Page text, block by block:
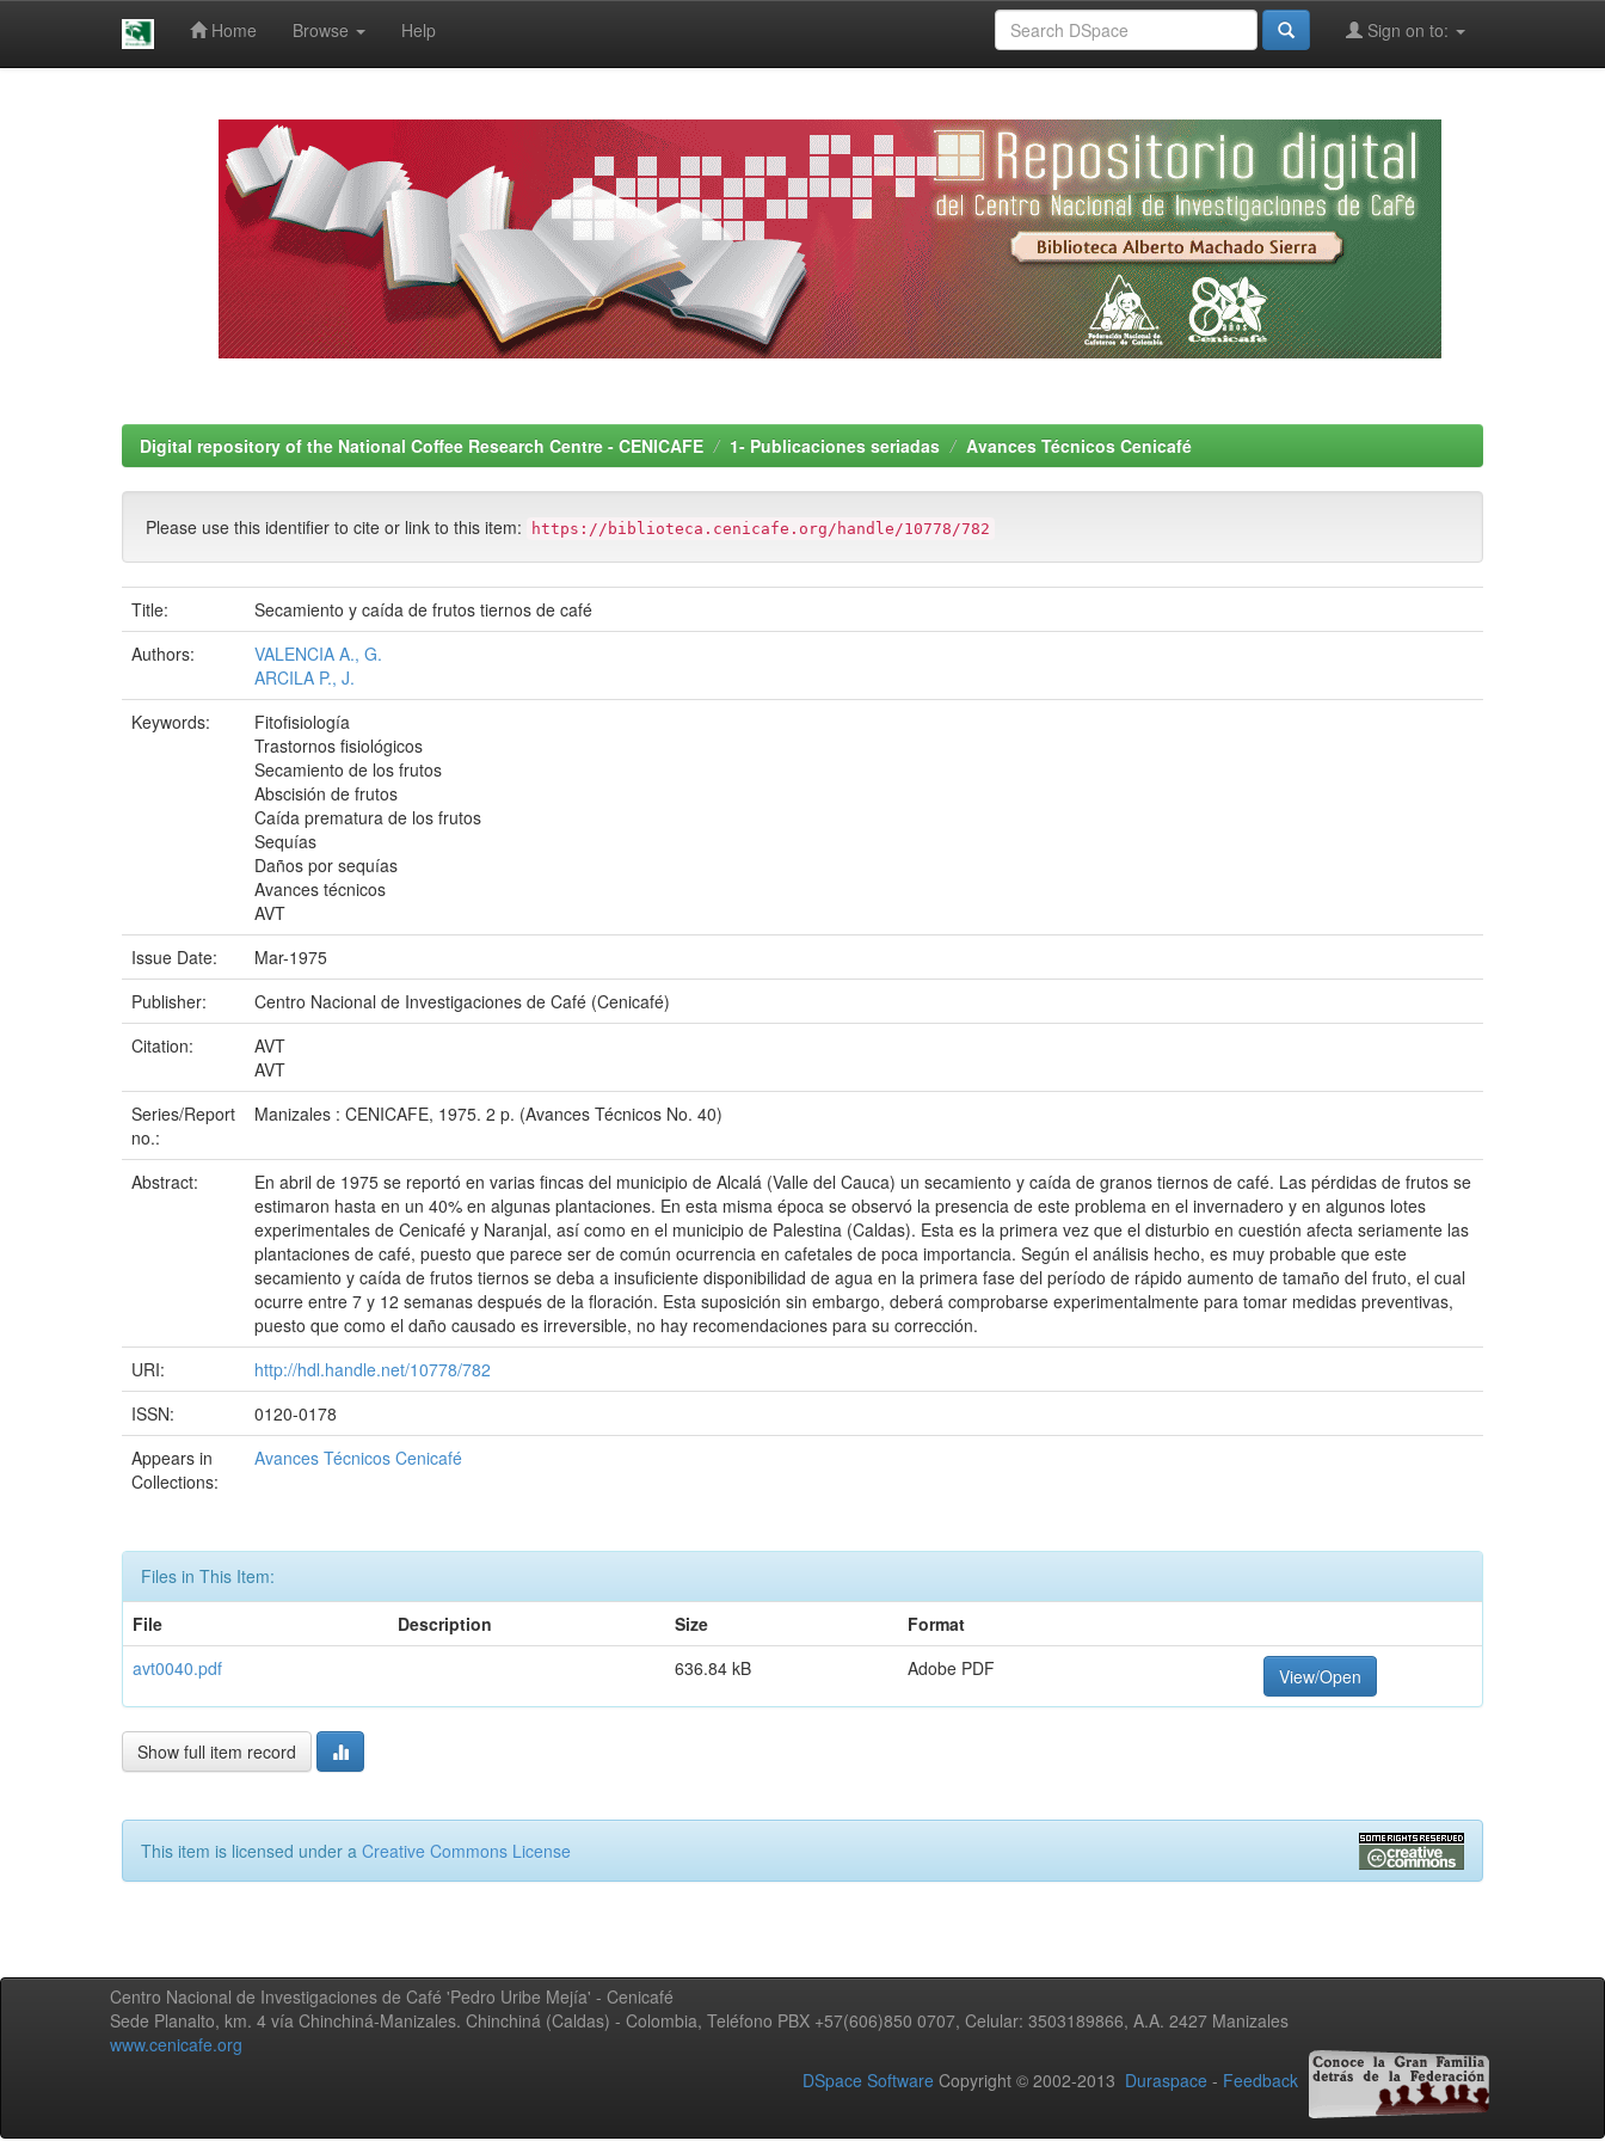
Home Browse Help Sign on to:
Digital repository of the National Coffee Research Centre - CENICAFE 1- Publicaciones seriadas Avances Técnicos Cenicafé
Please use this identifier to cite or link to this item: https://biblioteca.cenicafe.org/handle/10778/782
Title:
Secamiento y caída de frutos tiernos de café
Authors:
VALENCIA A., G.
ARCILA P., J.
Keywords:
Fitofisiología
Trastornos fisiológicos
Secamiento de los frutos
Abscisión de frutos
Caída prematura de los frutos
Sequías
Daños por sequías
Avances técnicos
AVT
Issue Date:
Mar-1975
Publisher:
Centro Nacional de Investigaciones de Café (Cenicafé)
Citation:
AVT
AVT
Series/Report
no.:
Manizales : CENICAFE, 1975. 2 p. (Avances Técnicos No. 40)
Abstract:
En abril de 1975 se reportó en varias fincas del municipio de Alcalá (Valle del Cauca) un secamiento y caída de granos tiernos de café. Las pérdidas de frutos se
estimaron hasta en un 40% en algunas plantaciones. En esta misma época se observó la presencia de este problema en el invernadero y en algunos lotes
experimentales de Cenicafé y Naranjal, así como en el municipio de Palestina (Caldas). Esta es la primera vez que el disturbio en cuestión afecta seriamente las
plantaciones de café, puesto que parece ser de común ocurrencia en cafetales de poca importancia. Según el análisis hecho, es muy probable que este
secamiento y caída de frutos tiernos se deba a insuficiente disponibilidad de agua en la primera fase del período de rápido aumento de tamaño del fruto, el cual
ocurre entre 7 y 12 semanas después de la floración. Esta suposición sin embargo, deberá comprobarse experimentalmente para tomar medidas preventivas,
puesto que como el daño causado es irreversible, no hay recomendaciones para su corrección.
URI:
http://hdl.handle.net/10778/782
ISSN:
0120-0178
Appears in
Collections:
Avances Técnicos Cenicafé
Files in This Item:
File
Description Size
Format
avt0040.pdf
636.84 kB Adobe PDF View/Open
Show full item record
This item is licensed under a Creative Commons License
Centro Nacional de Investigaciones de Café 'Pedro Uribe Mejía' - Cenicafé
Sede Planalto, km. 4 vía Chinchiná-Manizales. Chinchiná (Caldas) - Colombia, Teléfono PBX +57(606)850 0707, Celular: 3503189866, A.A. 2427 Manizales
www.cenicafe.org
DSpace Software Copyright © 2002-2013 Duraspace - Feedback